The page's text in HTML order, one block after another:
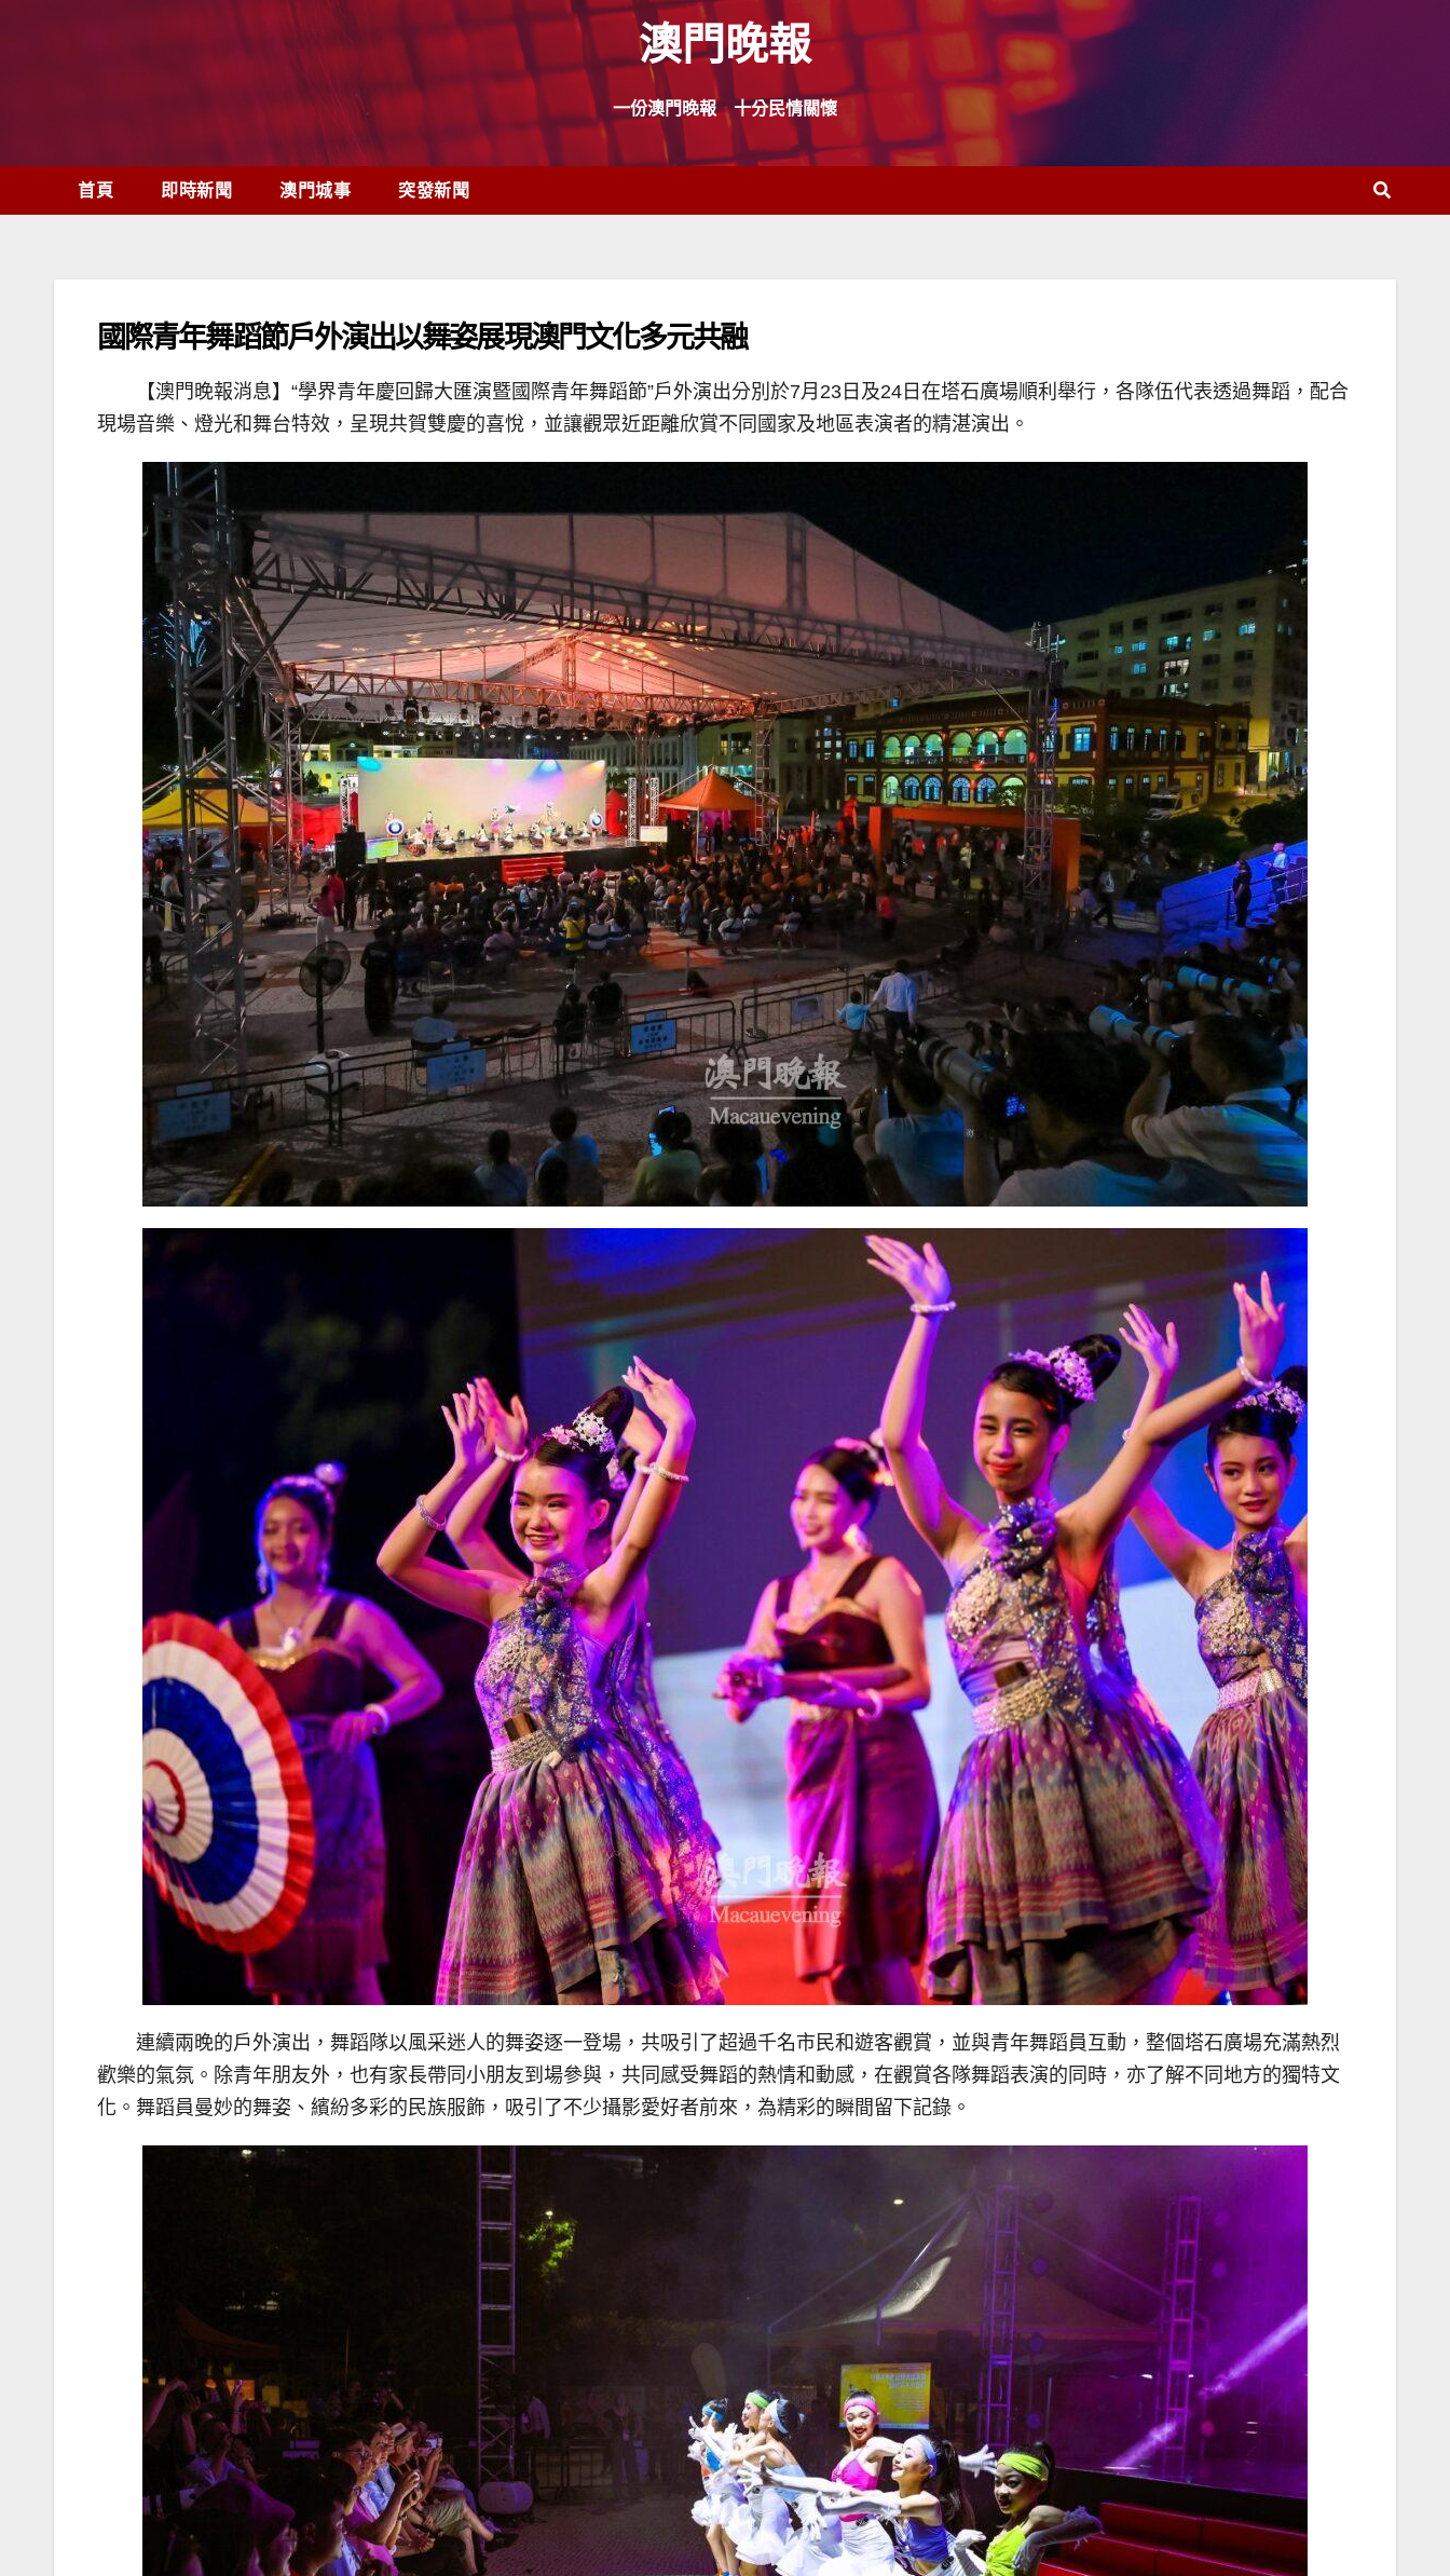
澳門晚報
一份澳門晚報 十分民情關懷
首頁 即時新聞 澳門城事 突發新聞
國際青年舞蹈節戶外演出以舞姿展現澳門文化多元共融
【澳門晚報消息】“學界青年慶回歸大匯演暨國際青年舞蹈節”戶外演出分別於7月23日及24日在塔石廣場順利舉行，各隊伍代表透過舞蹈，配合
現場音樂、燈光和舞台特效，呈現共賀雙慶的喜悅，並讓觀眾近距離欣賞不同國家及地區表演者的精湛演出。
連續兩晚的戶外演出，舞蹈隊以風采迷人的舞姿逐一登場，共吸引了超過千名市民和遊客觀賞，並與青年舞蹈員互動，整個塔石廣場充滿熱烈
歡樂的氣氛。除青年朋友外，也有家長帶同小朋友到場參與，共同感受舞蹈的熱情和動感，在觀賞各隊舞蹈表演的同時，亦了解不同地方的獨特文
化。舞蹈員曼妙的舞姿、繽紛多彩的民族服飾，吸引了不少攝影愛好者前來，為精彩的瞬間留下記錄。